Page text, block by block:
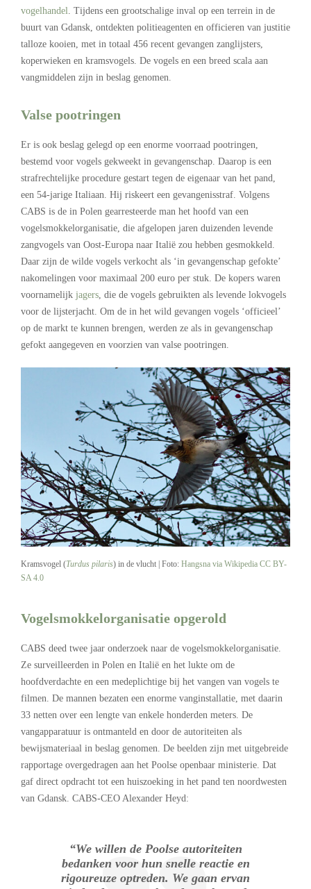
vogelhandel . Tijdens een grootschalige inval op een terrein in de
buurt van Gdansk, ontdekten politieagenten en officieren van justitie
talloze kooien, met in totaal 456 recent gevangen zanglijsters,
koperwieken en kramsvogels. De vogels en een breed scala aan
vangmiddelen zijn in beslag genomen.
Valse pootringen
Er is ook beslag gelegd op een enorme voorraad pootringen,
bestemd voor vogels gekweekt in gevangenschap. Daarop is een
strafrechtelijke procedure gestart tegen de eigenaar van het pand,
een 54-jarige Italiaan. Hij riskeert een gevangenisstraf. Volgens
CABS is de in Polen gearresteerde man het hoofd van een
vogelsmokkelorganisatie, die afgelopen jaren duizenden levende
zangvogels van Oost-Europa naar Italië zou hebben gesmokkeld.
Daar zijn de wilde vogels verkocht als ‘in gevangenschap gefokte’
nakomelingen voor maximaal 200 euro per stuk. De kopers waren
voornamelijk jagers , die de vogels gebruikten als levende lokvogels
voor de lijsterjacht. Om de in het wild gevangen vogels ‘officieel’
op de markt te kunnen brengen, werden ze als in gevangenschap
gefokt aangegeven en voorzien van valse pootringen.
Kramsvogel (Turdus pilaris) in de vlucht | Foto: Hangsna via Wikipedia CC BY-
SA 4.0
Vogelsmokkelorganisatie opgerold
CABS deed twee jaar onderzoek naar de vogelsmokkelorganisatie.
Ze surveilleerden in Polen en Italië en het lukte om de
hoofdverdachte en een medeplichtige bij het vangen van vogels te
filmen. De mannen bezaten een enorme vanginstallatie, met daarin
33 netten over een lengte van enkele honderden meters. De
vangapparatuur is ontmanteld en door de autoriteiten als
bewijsmateriaal in beslag genomen. De beelden zijn met uitgebreide
rapportage overgedragen aan het Poolse openbaar ministerie. Dat
gaf direct opdracht tot een huiszoeking in het pand ten noordwesten
van Gdansk. CABS-CEO Alexander Heyd:
“We willen de Poolse autoriteiten
bedanken voor hun snelle reactie en
rigoureuze optreden. We gaan ervan